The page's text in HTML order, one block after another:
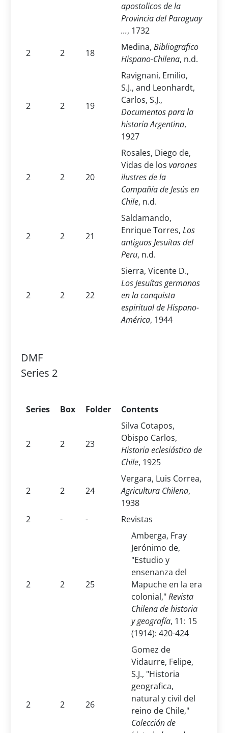
apostolicos de la
Provincia del Paraguay
..., 1732
2
2 18
Medina, Bibliografico
Hispano-Chilena, n.d.
2 2 19
Ravignani, Emilio,
S.J., and Leonhardt,
Carlos, S.J.,
Documentos para la
historia Argentina,
1927
2 2 20
Rosales, Diego de,
Vidas de los varones
ilustres de la
Compañía de Jesús en
Chile, n.d.
2 2 21
Saldamando,
Enrique Torres, Los
antiguos Jesuítas del
Peru, n.d.
2 2 22
Sierra, Vicente D.,
Los Jesuítas germanos
en la conquista
espiritual de Hispano-
América, 1944
DMF
Series 2
Series Box Folder Contents
2 2 23
Silva Cotapos,
Obispo Carlos,
Historia eclesiástico de
Chile, 1925
2 2 24
Vergara, Luis Correa,
Agricultura Chilena,
1938
2
- - Revistas
2 2 25
Amberga, Fray
Jerónimo de,
"Estudio y
ensenanza del
Mapuche en la era
colonial,"Revista
Chilena de historia
y geografía, 11: 15
(1914): 420-424
2 2 26
Gomez de
Vidaurre, Felipe,
S.J., "Historia
geografica,
natural y civil del
reino de Chile,"
Colección de